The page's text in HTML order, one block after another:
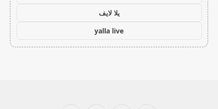
يلا لايف
yalla live